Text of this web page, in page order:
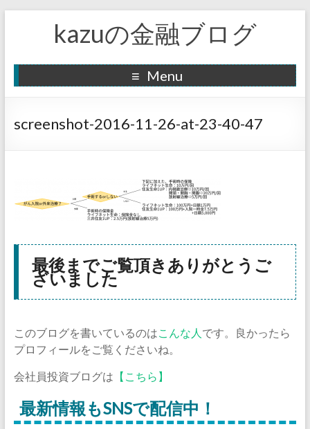
kazuの金融ブログ
Menu
screenshot-2016-11-26-at-23-40-47
最後までご覧頂きありがとうご
ざいました
このブログを書いているのはこんな人 です。良かったら
プロフィールをご覧くださいね。
会社員投資ブログは 【こちら】
最新情報もSNSで配信中！